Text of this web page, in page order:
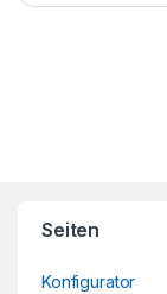
Seiten
Konfigurator